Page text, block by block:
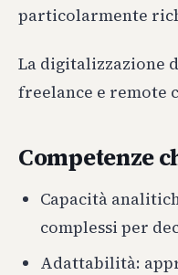
particolarmente
La digitalizzazione
freelance e remote
Competenze
Capacità
complessi per
Adattabilità: